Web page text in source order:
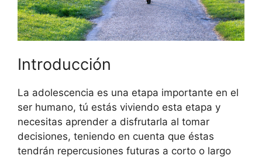
Introducción
La adolescencia es una etapa importante en el
ser humano, tú estás viviendo esta etapa y
necesitas aprender a disfrutarla al tomar
decisiones, teniendo en cuenta que éstas
tendrán repercusiones futuras a corto o largo